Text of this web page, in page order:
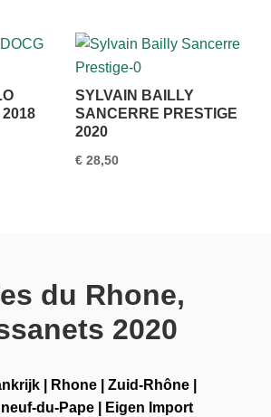
2018
SYLVAIN BAILLY
SANCERRE PRESTIGE
2020
€ 28,50
du Rhone,
2020
Rhone |Zuid-Rhône
du-Pape| Eigen Import